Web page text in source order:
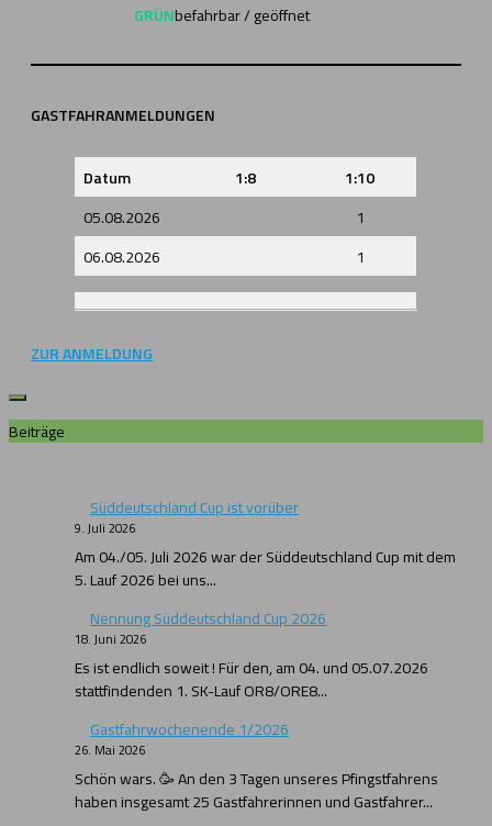
GRÜNbefahrbar / geöffnet
GASTFAHRANMELDUNGEN
Datum 1:8
1:10
05.08.2026
1
06.08.2026
1
ZUR ANMELDUNG
Beiträge
Süddeutschland Cup ist vorüber
9. Juli 2026
Am 04./05. Juli 2026 war der Süddeutschland Cup mit dem
5. Lauf 2026 bei uns...
Nennung Süddeutschland Cup 2026
18. Juni 2026
Es ist endlich soweit ! Für den, am 04. und 05.07.2026
stattfindenden 1. SK-Lauf OR8/ORE8...
Gastfahrwochenende 1/2026
26. Mai 2026
Schön wars. 🥳 An den 3 Tagen unseres Pfingstfahrens
haben insgesamt 25 Gastfahrerinnen und Gastfahrer...